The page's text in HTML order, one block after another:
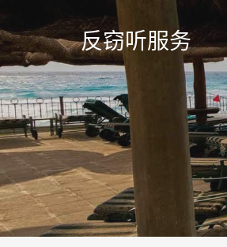
反窃听服务